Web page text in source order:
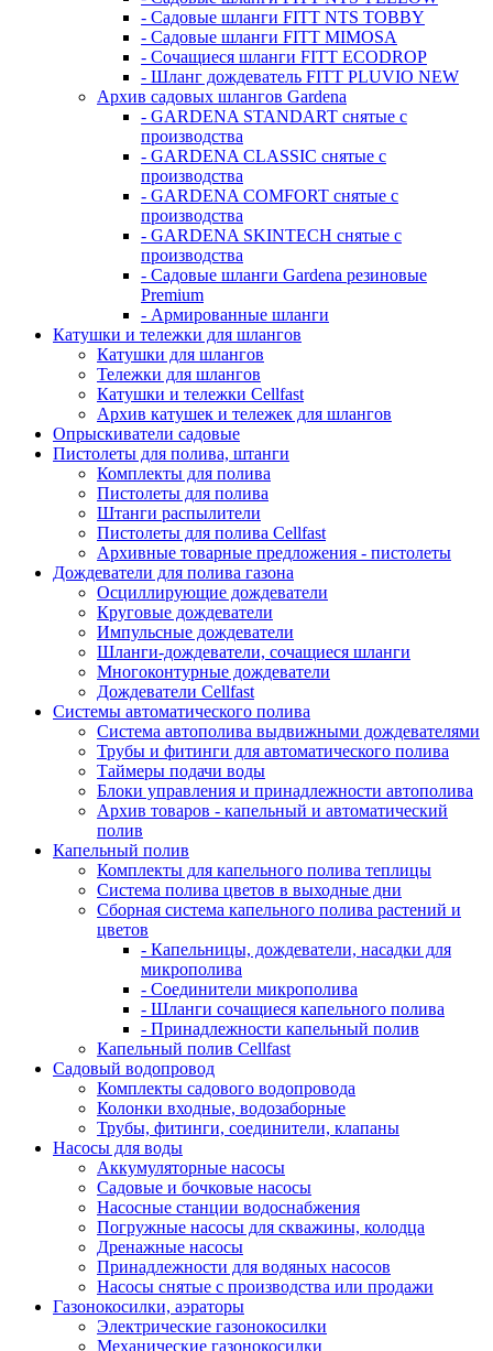
- Садовые шланги FITT NTS TOBBY
- Садовые шланги FITT MIMOSA
- Сочащиеся шланги FITT ECODROP
- Шланг дождеватель FITT PLUVIO NEW
Архив садовых шлангов Gardena
- GARDENA STANDART снятые с
производства
- GARDENA CLASSIC снятые с
производства
- GARDENA COMFORT снятые с
производства
- GARDENA SKINTECH снятые с
производства
- Садовые шланги Gardena резиновые
Premium
- Армированные шланги
Катушки и тележки для шлангов
Катушки для шлангов
Тележки для шлангов
Катушки и тележки Cellfast
Архив катушек и тележек для шлангов
Опрыскиватели садовые
Пистолеты для полива, штанги
Комплекты для полива
Пистолеты для полива
Штанги распылители
Пистолеты для полива Cellfast
Архивные товарные предложения - пистолеты
Дождеватели для полива газона
Осциллирующие дождеватели
Круговые дождеватели
Импульсные дождеватели
Шланги-дождеватели, сочащиеся шланги
Многоконтурные дождеватели
Дождеватели Cellfast
Системы автоматического полива
Система автополива выдвижными дождевателями
Трубы и фитинги для автоматического полива
Таймеры подачи воды
Блоки управления и принадлежности автополива
Архив товаров - капельный и автоматический
полив
Капельный полив
Комплекты для капельного полива теплицы
Система полива цветов в выходные дни
Сборная система капельного полива растений и
цветов
- Капельницы, дождеватели, насадки для
микрополива
- Соединители микрополива
- Шланги сочащиеся капельного полива
- Принадлежности капельный полив
Капельный полив Cellfast
Садовый водопровод
Комплекты садового водопровода
Колонки входные, водозаборные
Трубы, фитинги, соединители, клапаны
Насосы для воды
Аккумуляторные насосы
Садовые и бочковые насосы
Насосные станции водоснабжения
Погружные насосы для скважины, колодца
Дренажные насосы
Принадлежности для водяных насосов
Насосы снятые с производства или продажи
Газонокосилки, аэраторы
Электрические газонокосилки
Механические газонокосилки